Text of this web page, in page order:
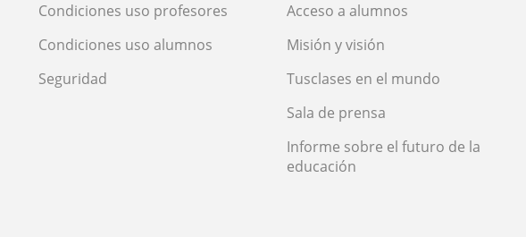
Condiciones uso profesores
Condiciones uso alumnos
Seguridad
Acceso a alumnos
Misión y visión
Tusclases en el mundo
Sala de prensa
Informe sobre el futuro de la
educación